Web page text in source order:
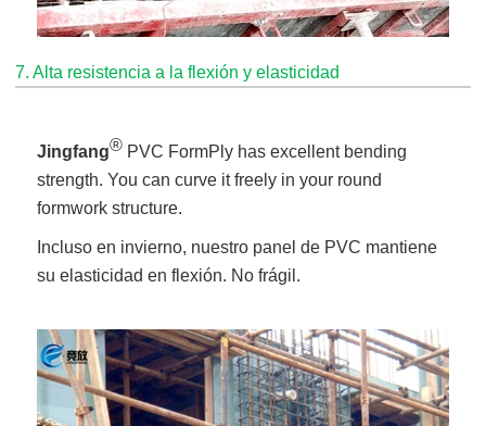
7. Alta resistencia a la flexión y elasticidad
Jingfang® PVC FormPly has excellent bending
strength. You can curve it freely in your round
formwork structure.
Incluso en invierno, nuestro panel de PVC mantiene
su elasticidad en flexión. No frágil.